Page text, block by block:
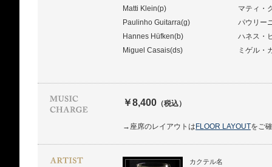
Matti Klein(p)
マティ・
Paulinho Guitarra(g)
パウリー
Hannes Hüfken(b)
ハネス・
Miguel Casais(ds)
ミゲル・
￥8,400 （税込）
→座席のレイアウトは FLOOR LAYOUTをご
カクテル名